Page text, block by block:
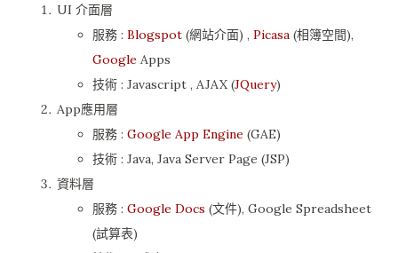
UI 介面層
服務 : Blogspot (網站介面) , Picasa (相簿空間),
Google Apps
技術 : Javascript , AJAX (JQuery)
App應用層
服務 : Google App Engine (GAE)
技術 : Java, Java Server Page (JSP)
資料層
服務 : Google Docs (文件), Google Spreadsheet
(試算表)